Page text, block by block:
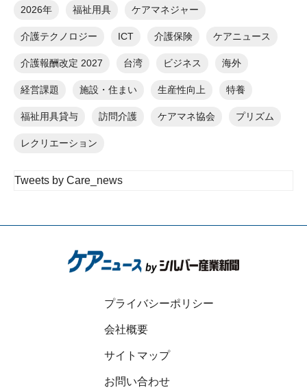
2026年 福祉用具 ケアマネジャー
介護テクノロジー ICT 介護保険 ケアニュース
介護報酬改定 2027 台湾 ビジネス 海外
経営課題 施設・住まい 生産性向上 特養
福祉用具貸与 訪問介護 ケアマネ協会 プリズム
レクリエーション
Tweets by Care_news
プライバシーポリシー
会社概要
サイトマップ
お問い合わせ